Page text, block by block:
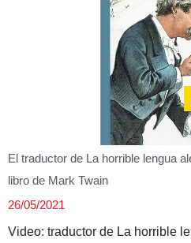
El traductor de La horrible lengua
libro de Mark Twain
26/05/2021
Video: traductor de La horrible